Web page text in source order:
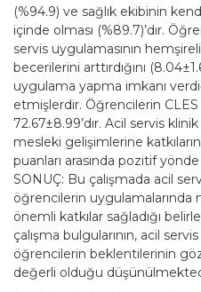
(%94.9) ve sağlık ekibinin
içinde olması (%89.7)’dır.
servis uygulamasının
becerilerini arttırdığını
uygulama yapma imkanı
etmişlerdir. Öğrencilerin
72.67±8.99’dır. Acil servis
mesleki gelişimlerine
puanları arasında pozitif
SONUÇ: Bu çalışmada acil
öğrencilerin uygulamalarında
önemli katkılar sağladığı
çalışma bulgularının, acil
öğrencilerin beklentilerinin
değerli olduğu